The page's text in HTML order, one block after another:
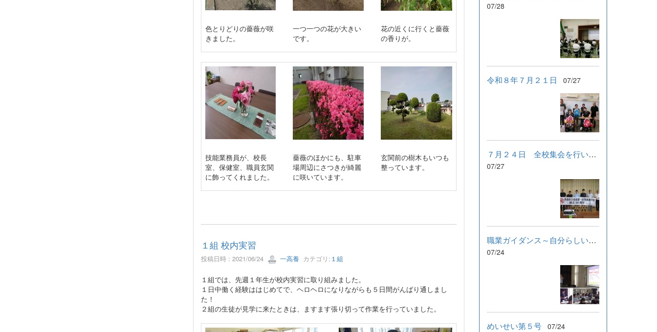
色とりどりの薔薇が咲
きました。
一つ一つの花が大きい
です。
花の近くに行くと薔薇
の香りが。
技能業務員が、校長
室、保健室、職員玄関
に飾ってくれました。
薔薇のほかにも、駐車
場周辺にさつきが綺麗
に咲いています。
玄関前の樹木もいつも
整っています。
１組 校内実習
投稿日時 : 2021/06/24 一高養 カテゴリ: １組
１組では、先週１年生が校内実習に取り組みました。
１日中働く経験ははじめてで、ヘロヘロになりながらも５日間がんばり通しまし
た！
２組の生徒が見学に来たときは、ますます張り切って作業を行っていました。
07/28
令和８年７月２１日 07/27
７月２４日 全校集会を行いました。
07/27
職業ガイダンス～自分らしい働き方を選ぶために～
07/24
めいせい第５号 07/24